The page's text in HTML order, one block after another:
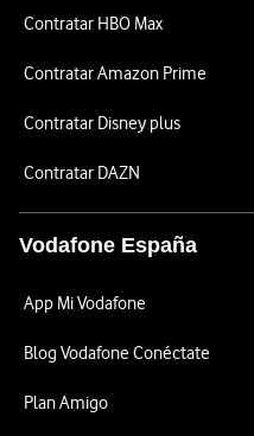
Contratar HBO Max
Contratar Amazon Prime
Contratar Disney plus
Contratar DAZN
Vodafone España
App Mi Vodafone
Blog Vodafone Conéctate
Plan Amigo